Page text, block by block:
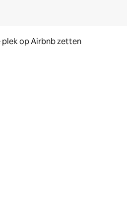
plek op Airbnb zetten